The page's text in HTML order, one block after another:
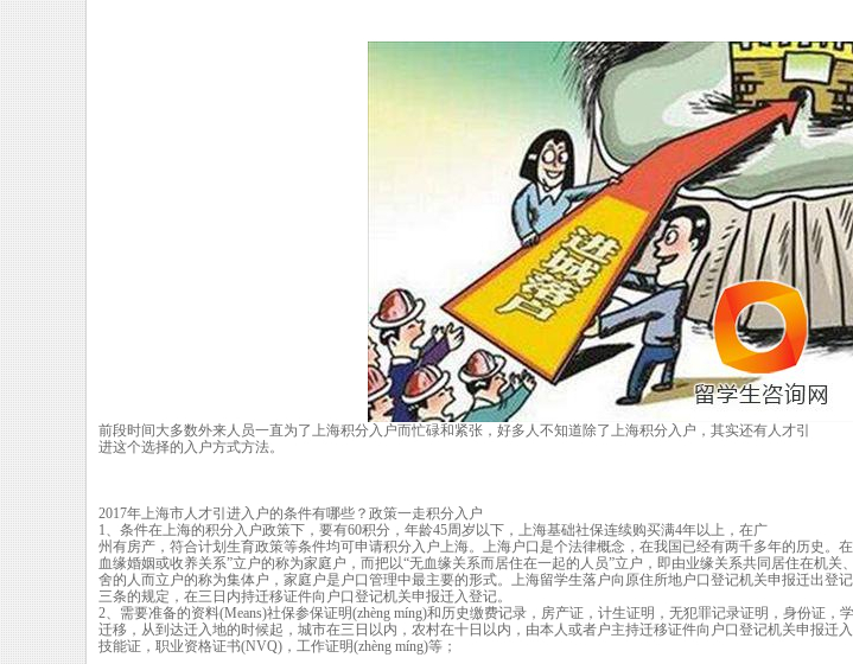
前段时间大多数外来人员一直为了上海积分入户而忙碌和紧张，好多人不知道除了上海积分入户，其实还有人才引
进这个选择的入户方式方法。
2017年上海市人才引进入户的条件有哪些？政策一走积分入户
1、条件在上海的积分入户政策下，要有60积分，年龄45周岁以下，上海基础社保连续购买满4年以上，在广
州有房产，符合计划生育政策等条件均可申请积分入户上海。上海户口是个法律概念，在我国已经有两千多年的历史。
血缘婚姻或收养关系”立户的称为家庭户，而把以“无血缘关系而居住在一起的人员”立户，即由业缘关系共同居住在机
舍的人而立户的称为集体户，家庭户是户口管理中最主要的形式。上海留学生落户向原住所地户口登记机关申报迁出登
三条的规定，在三日内持迁移证件向户口登记机关申报迁入登记。
2、需要准备的资料(Means)社保参保证明(zhèng míng)和历史缴费记录，房产证，计生证明，无犯罪记录证明，身份证，
迁移，从到达迁入地的时候起，城市在三日以内，农村在十日以内，由本人或者户主持迁移证件向户口登记机关申报迁入
技能证，职业资格证书(NVQ)，工作证明(zhèng míng)等；